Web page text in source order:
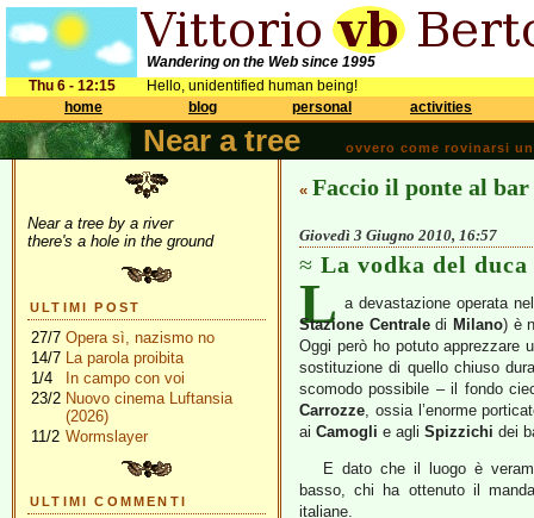
Wandering on the Web since 1995
Thu 6 - 12:15
Hello, unidentified human being!
home
blog personal activities
Near a tree ovvero come rovinarsi
Near a tree by a river
there's a hole in the ground
ULTIMI POST
27/7 Opera sì, nazismo no
14/7 La parola proibita
1/4
In campo con voi
23/2 Nuovo cinema Luftansia
(2026)
11/2 Wormslayer
ULTIMI COMMENTI
« Faccio il ponte al
Giovedì 3 Giugno 2010, 16:57
La vodka del duca
L a devastazione operata
Stazione Centraledi Milano) è
Oggi però ho potuto apprezzare
sostituzione di quello chiuso
scomodo possibile – il fondo
Carrozze, ossia l’enorme
ai Camogli e agli Spizzichi dei
E dato che il luogo è
basso, chi ha ottenuto il
italiane.